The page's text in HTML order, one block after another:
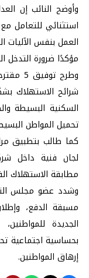
وأوضح النائب إن
استثنائي للتعامل مع
العمل بنفس الآليات
مؤكدًا ضرورة التدخل
وطرح
شرائح الاستهلاك
السكنية البسيطة
تحميل المواطن
كما طالب بتطبيق
لجان فنية داخل
مطابقة الاستهلاك
وشدد عضو مجلس
مسبقة الدفع،
الجديدة
بحساسية اجتماعية
إرهاق المواطنين.